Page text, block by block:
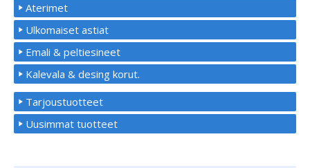
Aterimet
Ulkomaiset astiat
Emali & peltiesineet
Kalevala & desing korut.
Tarjoustuotteet
Uusimmat tuotteet